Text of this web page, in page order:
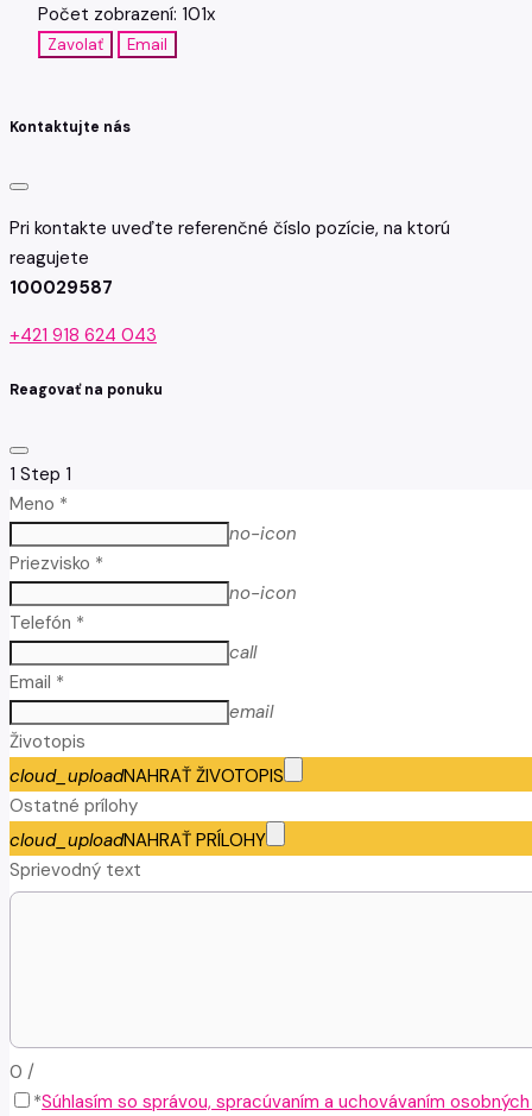
Počet zobrazení: 101x
Zavolať Email
Kontaktujte nás
Pri kontakte uveďte referenčné číslo pozície, na ktorú
reagujete
100029587
+421 918 624 043
Reagovať na ponuku
1 Step 1
Meno *
no-icon
Priezvisko *
no-icon
Telefón *
call
Email *
email
Životopis
cloud_uploadNAHRAŤ ŽIVOTOPIS
Ostatné prílohy
cloud_uploadNAHRAŤ PRÍLOHY
Sprievodný text
0 /
*Súhlasím so správou, spracúvaním a uchovávaním